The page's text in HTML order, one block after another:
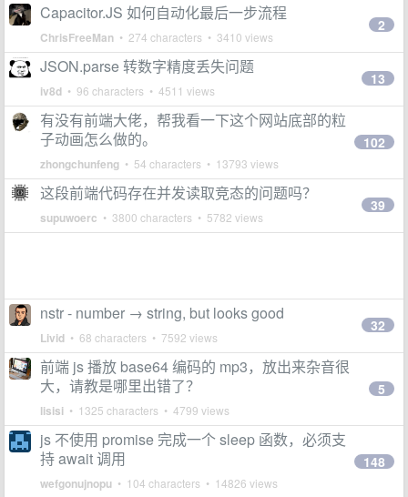
Capacitor.JS 如何自动化最后一步流程
ChrisFreeMan • 274 characters • 3410 views
2
JSON.parse 转数字精度丢失问题
iv8d • 96 characters • 4511 views
13
有没有前端大佬，帮我看一下这个网站底部的粒
子动画怎么做的。
zhongchunfeng • 54 characters • 13793 views
102
这段前端代码存在并发读取竞态的问题吗？
supuwoerc • 3800 characters • 5782 views
39
nstr - number → string, but looks good
Livid • 68 characters • 7592 views
32
前端 js 播放 base64 编码的 mp3，放出来杂音很
大，请教是哪里出错了？
lisisi • 1325 characters • 4799 views
5
js 不使用 promise 完成一个 sleep 函数，必须支
持 await 调用
wefgonujnopu • 104 characters • 14826 views
148